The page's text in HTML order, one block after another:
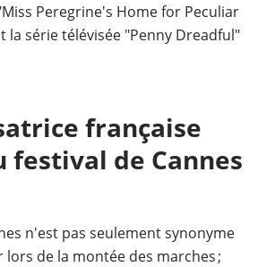
Peregrine's Home for Peculiar
la série télévisée "Penny Dreadful"
française
festival de Cannes
n'est pas seulement synonyme
de la montée des marches ;